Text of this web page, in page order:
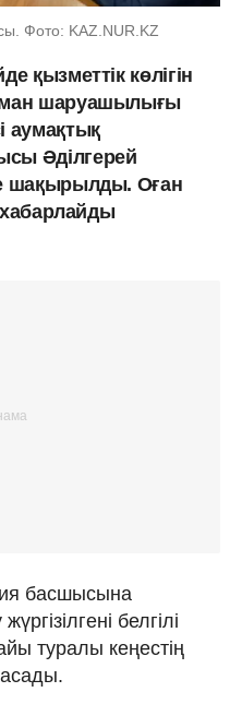
Фото: KAZ.NUR.KZ
қызметтік көлігін
шаруашылығы
аумақтық
Әділгерей
шақырылды. Оған
хабарлайды
басшысына
белгілі
туралы кеңестің